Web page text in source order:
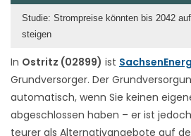
In Ostritz (02899) ist
Grundversorger. Der
automatisch, wenn Sie keinen
abgeschlossen haben – er ist
teurer als Alternativangebote auf
Studie: Strompreise könnten bis 2042
steigen